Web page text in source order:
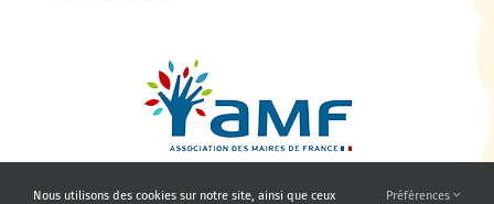
Nous utilisons des cookies sur notre site, ainsi que ceux Préférences